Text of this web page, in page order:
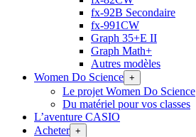
fx-92B Secondaire
fx-991CW
Graph 35+E II
Graph Math+
Autres modèles
Women Do Science +
Le projet Women Do Science
Du matériel pour vos classes
L’aventure CASIO
Acheter +